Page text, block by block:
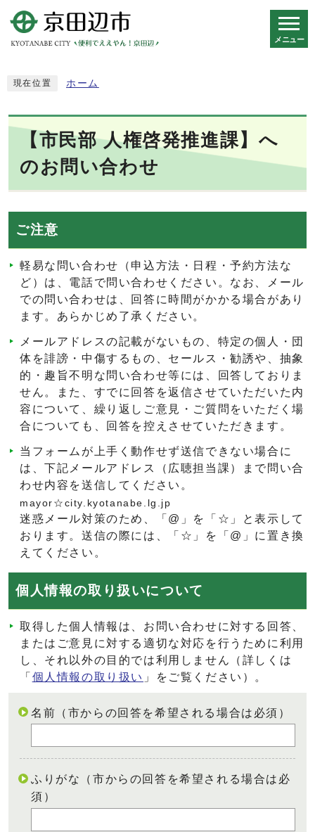
メニュー
現在位置 ホーム
【市民部 人権啓発推進課】へ
のお問い合わせ
ご注意
軽易な問い合わせ（申込方法・日程・予約方法な
ど）は、電話で問い合わせください。なお、メール
での問い合わせは、回答に時間がかかる場合があり
ます。あらかじめ了承ください。
メールアドレスの記載がないもの、特定の個人・団
体を誹謗・中傷するもの、セールス・勧誘や、抽象
的・趣旨不明な問い合わせ等には、回答しておりま
せん。また、すでに回答を返信させていただいた内
容について、繰り返しご意見・ご質問をいただく場
合についても、回答を控えさせていただきます。
当フォームが上手く動作せず送信できない場合に
は、下記メールアドレス（広聴担当課）まで問い合
わせ内容を送信してください。
mayor☆city.kyotanabe.lg.jp
迷惑メール対策のため、「@」を「☆」と表示して
おります。送信の際には、「☆」を「@」に置き換
えてください。
個人情報の取り扱いについて
取得した個人情報は、お問い合わせに対する回答、
またはご意見に対する適切な対応を行うために利用
し、それ以外の目的では利用しません（詳しくは
「 個人情報の取り扱い 」をご覧ください）。
名前（市からの回答を希望される場合は必須）
ふりがな（市からの回答を希望される場合は必
須）